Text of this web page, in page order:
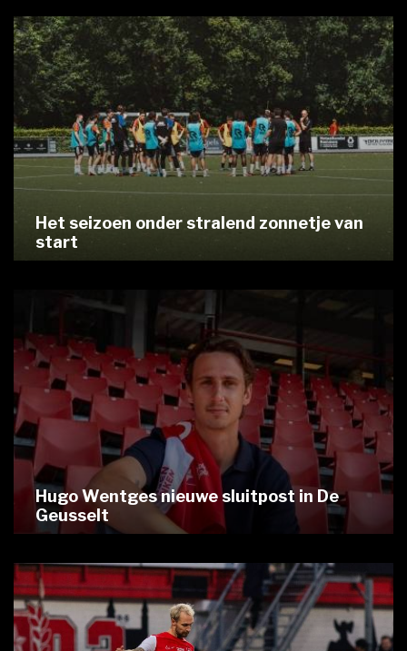
Het seizoen onder stralend zonnetje van
start
Hugo Wentges nieuwe sluitpost in De
Geusselt